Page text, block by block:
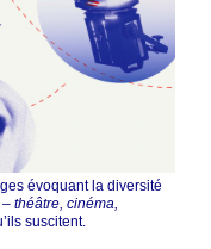
évoquant la diversité
– théâtre, cinéma,
suscitent.